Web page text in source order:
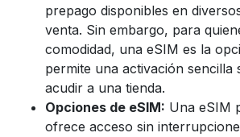
prepago disponibles en
venta. Sin embargo, para
comodidad, una eSIM es la
permite una activación sencilla
acudir a una tienda.
Opciones de eSIM: Una eSIM
ofrece acceso sin